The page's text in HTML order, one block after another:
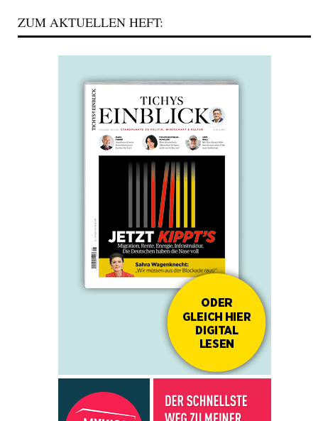
ZUM AKTUELLEN HEFT: